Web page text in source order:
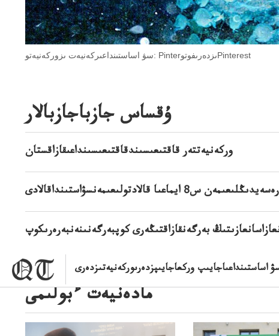
اساستىنداعىاجايىپ وركعاجايىپزدەرىوركەنيەتىزدەرى
سۋ اساستىنداعىركەنيەت ىزوركەنيەتو: PinterىزدەرىفوتوPinterest
ۇقساس جازباجازبالار
وركەنيەتتەر قاقتىعىسىندقاقتىعىسىنداعىقازاقستان
بەرگەنقازاقتىڭەرى كوپبەرگەنىنەنبەرەرىكوپ
مادەنيەت ءبولىمى